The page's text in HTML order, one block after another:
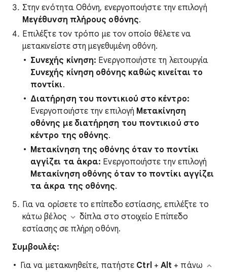
Στην ενότητα Οθόνη, ενεργοποιήστε την επιλογή
Μεγέθυνση πλήρους οθόνης.
Επιλέξτε τον τρόπο με τον οποίο θέλετε να
μετακινείστε στη μεγεθυμένη οθόνη.
Συνεχής κίνηση: Ενεργοποιήστε τη λειτουργία
Συνεχής κίνηση οθόνης καθώς κινείται το
ποντίκι.
Διατήρηση του ποντικιού στο κέντρο:
Ενεργοποιήστε την επιλογή Μετακίνηση
οθόνης με διατήρηση του ποντικιού στο
κέντρο της οθόνης.
Μετακίνηση της οθόνης όταν το ποντίκι
αγγίζει τα άκρα: Ενεργοποιήστε την επιλογή
Μετακίνηση οθόνης όταν το ποντίκι αγγίζει
τα άκρα της οθόνης.
Για να ορίσετε το επίπεδο εστίασης, επιλέξτε το
κάτω βέλος
δίπλα στο στοιχείο Επίπεδο
εστίασης σε πλήρη οθόνη.
Συμβουλές:
Για να μετακινηθείτε, πατήστε Ctrl + Alt + πάνω